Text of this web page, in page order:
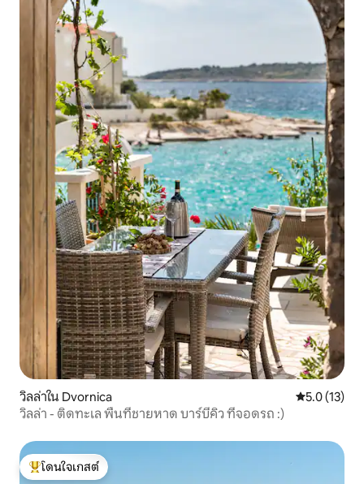
วิลล่าใน Dvornica คะแนนเฉลี่ย
5.0 (13)
วิลล่า - ติดทะเล พื้นที่ชายหาด บาร์บีคิว ที่จอดรถ :)
โดนใจเกสต์ที่สุด
โดนใจเกสต์